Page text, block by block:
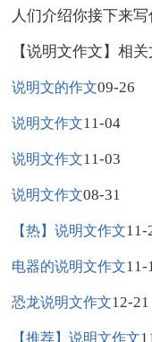
人们介绍你接下来
【说明文作文】相关
说明文的作文09-26
说明文作文11-04
说明文作文11-03
说明文作文08-31
【热】说明文作文11-
电器的说明文作文11-
恐龙说明文作文12-21
【推荐】说明文作文